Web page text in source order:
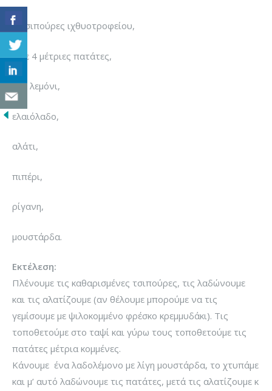
3 τσιπούρες ιχθυοτροφείου,
3 με 4 μέτριες πατάτες,
ένα λεμόνι,
ελαιόλαδο,
αλάτι,
πιπέρι,
ρίγανη,
μουστάρδα.
Εκτέλεση:
Πλένουμε τις καθαρισμένες τσιπούρες, τις λαδώνουμε
και τις αλατίζουμε (αν θέλουμε μπορούμε να τις
γεμίσουμε με ψιλοκομμένο φρέσκο κρεμμυδάκι). Τις
τοποθετούμε στο ταψί και γύρω τους τοποθετούμε τις
πατάτες μέτρια κομμένες.
Κάνουμε ένα λαδολέμονο με λίγη μουστάρδα, το χτυπάμε
και μ’ αυτό λαδώνουμε τις πατάτες, μετά τις αλατίζουμε κ